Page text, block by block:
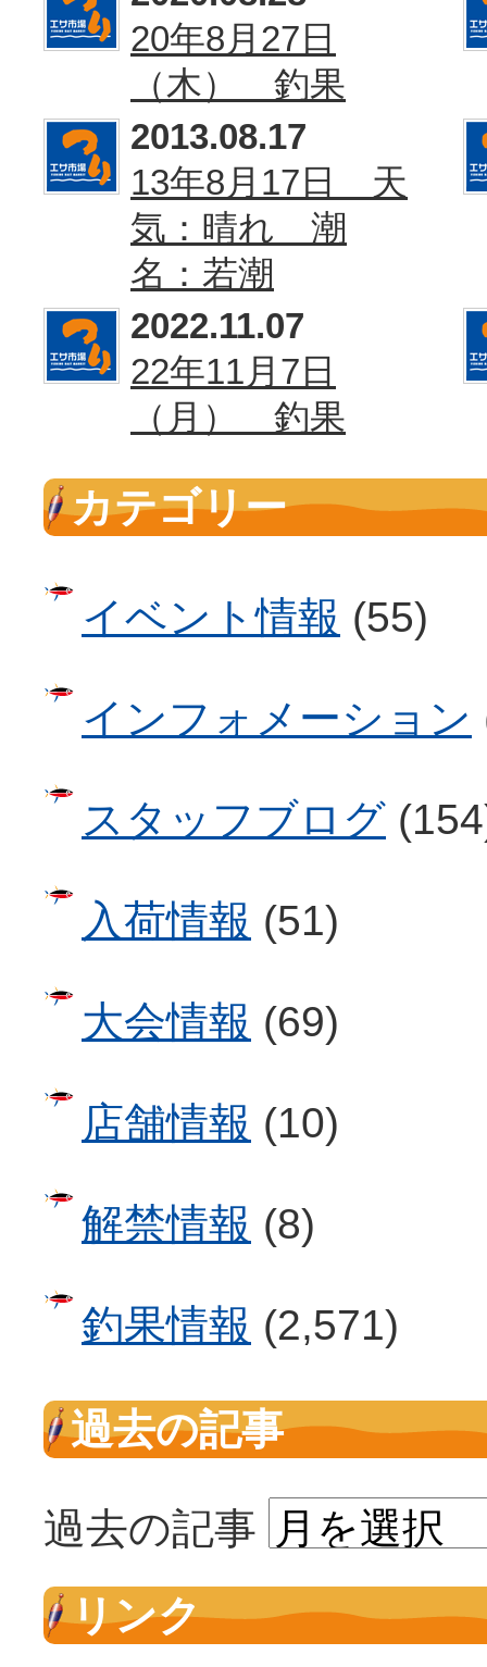
20年8月27日
（木） 釣果
2013.08.17
13年8月17日 天
気：晴れ 潮
名：若潮
2022.11.07
22年11月7日
（月） 釣果
カテゴリー
イベント情報 (55)
インフォメーション
スタッフブログ
入荷情報 (51)
大会情報 (69)
店舗情報 (10)
解禁情報 (8)
釣果情報 (2,571)
過去の記事
過去の記事
リンク